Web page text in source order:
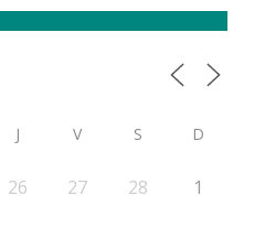
J V S D
26 27 28 1